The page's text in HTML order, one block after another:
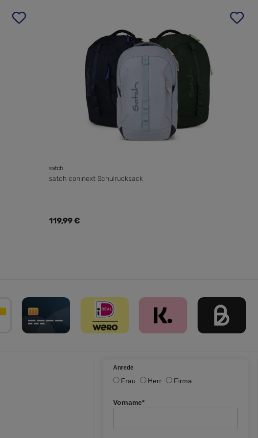
satch
satch con:next Schulrucksack
Regulärer Preis:
119,99 €
Anrede
Frau Herr Firma
Vorname*